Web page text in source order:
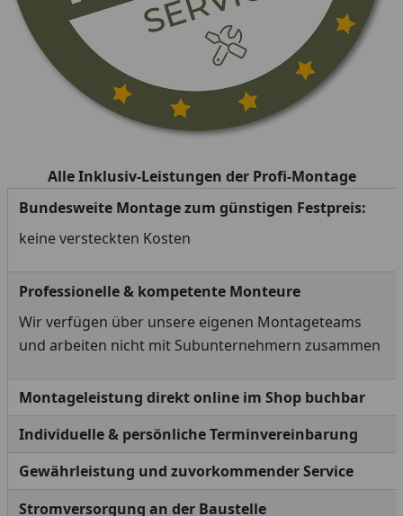
Alle Inklusiv-Leistungen der Profi-Montage
Bundesweite Montage zum günstigen Festpreis:
keine versteckten Kosten
Professionelle & kompetente Monteure
Wir verfügen über unsere eigenen Montageteams
und arbeiten nicht mit Subunternehmern zusammen
Montageleistung direkt online im Shop buchbar
Individuelle & persönliche Terminvereinbarung
Gewährleistung und zuvorkommender Service
Stromversorgung an der Baustelle